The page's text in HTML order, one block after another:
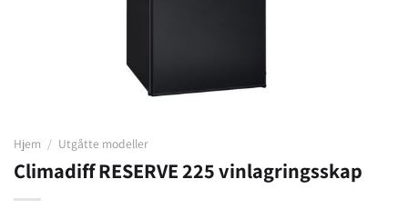
Hjem / Utgåtte modeller
Climadiff RESERVE 225 vinlagringsskap